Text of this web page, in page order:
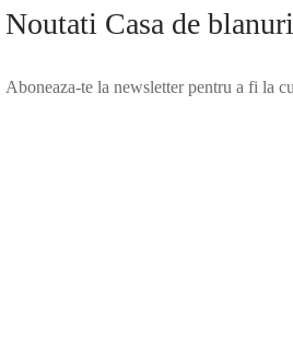
Noutati Casa de
Aboneaza-te la newsletter pentru a fi la